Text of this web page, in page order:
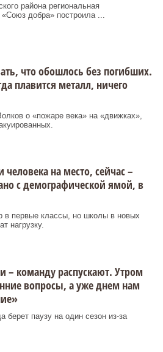
района региональная
добра» построила ...
что обошлось без погибших.
плавится металл, ничего
о «пожаре века» на «движках»,
на место, сейчас –
с демографической ямой, в
в первые классы, но школы в новых
нагрузку.
– команду распускают. Утром
вопросы, а уже днем нам
паузу на один сезон из-за